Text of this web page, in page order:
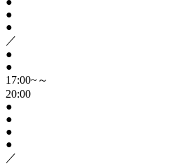
●
●
／
●
●
17:00~～
20:00
●
●
●
●
／